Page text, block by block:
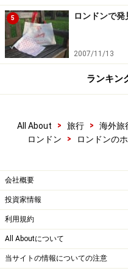
5 ロンドンで発
2007/11/13
ランキン
All About > 旅行 > 海外旅
ロンドン
> ロンドンの
会社概要
投資家情報
利用規約
All Aboutについて
当サイトの情報についての注意